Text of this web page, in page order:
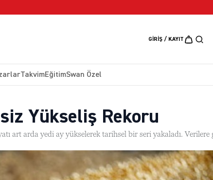
GIRIŞ / KAYIT
TakvimEğitimSwan Özel
Yükseliş Rekoru
art arda yedi ay yükselerek tarihsel bir seri yakaladı. Verilere